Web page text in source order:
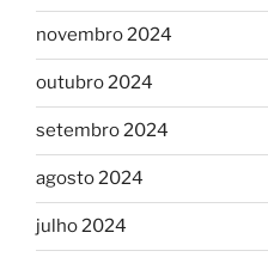
novembro 2024
outubro 2024
setembro 2024
agosto 2024
julho 2024